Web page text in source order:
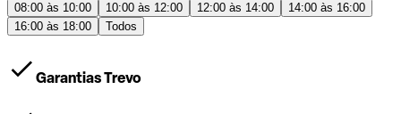
08:00 às 10:00 10:00 às 12:00 12:00 às 14:00
14:00 às 16:00
16:00 às 18:00
Todos
Garantias Trevo